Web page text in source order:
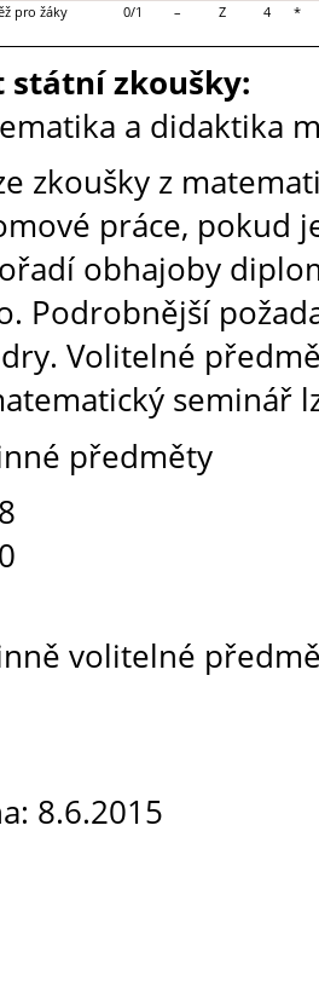
pro žáky
0/1 – Z 4 *
státní zkoušky:
a didaktika
zkoušky z
práce, pokud
obhajoby
Podrobnější
Volitelné
seminář
předměty
volitelné
8.6.2015